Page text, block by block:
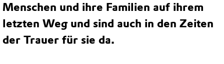
Menschen und ihre Familien auf ihrem
letzten Weg und sind auch in den Zeiten
der Trauer für sie da.